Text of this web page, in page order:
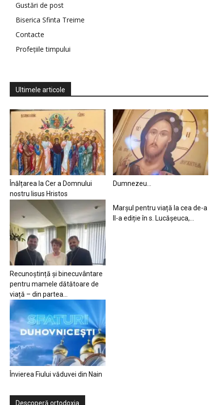
Gustări de post
Biserica Sfinta Treime
Contacte
Profețiile timpului
Ultimele articole
Înălțarea la Cer a Domnului
nostru Iisus Hristos
Dumnezeu…
Recunoștință și binecuvântare
pentru mamele dătătoare de
viață – din partea...
Marșul pentru viață la cea de-a
II-a ediție în s. Lucășeuca,...
Învierea Fiului văduvei din Nain
Descoperă ortodoxia